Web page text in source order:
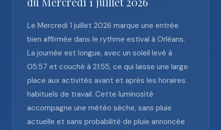
Le Mercredi 1 juillet 2026 marque une entrée
bien affirmée dans le rythme estival à Orléans.
La journée est longue, avec un soleil levé à
05:57 et couché à 21:55, ce qui laisse une large
place aux activités avant et après les horaires
habituels de travail. Cette luminosité
accompagne une météo sèche, sans pluie
actuelle et sans probabilité de pluie annoncée